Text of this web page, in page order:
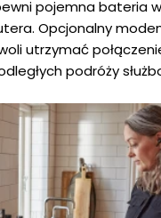
pojemna bateria
Opcjonalny
utrzymać
podróży